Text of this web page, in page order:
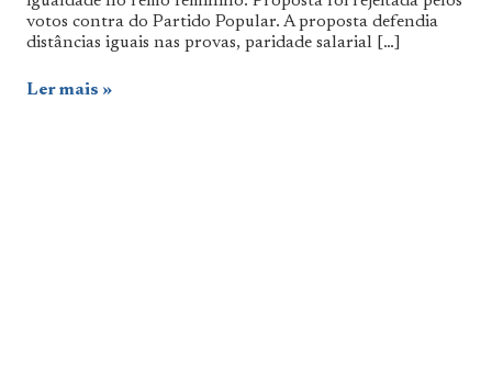
votos contra do Partido Popular. A proposta defendia
distâncias iguais nas provas, paridade salarial […]
Ler mais